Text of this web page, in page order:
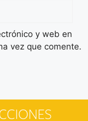
y web en
vez que comente.